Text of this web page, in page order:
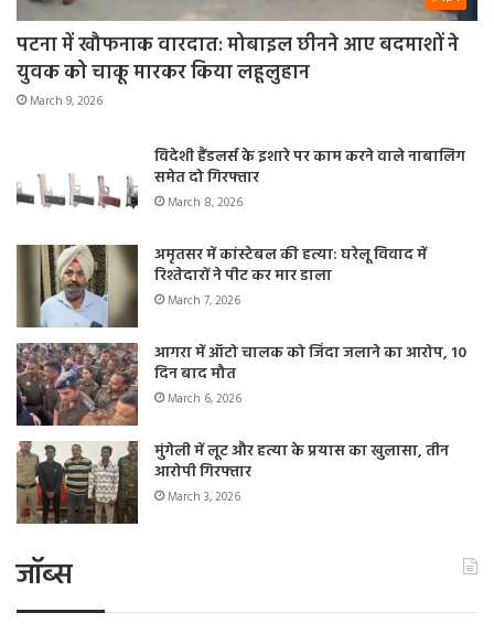
पटना में खौफनाक वारदात: मोबाइल छीनने आए बदमाशों ने
युवक को चाकू मारकर किया लहूलुहान
March 9, 2026
विदेशी हैंडलर्स के इशारे पर काम करने वाले नाबालिग
समेत दो गिरफ्तार
March 8, 2026
अमृतसर में कांस्टेबल की हत्या: घरेलू विवाद में
रिश्तेदारों ने पीट कर मार डाला
March 7, 2026
आगरा में ऑटो चालक को जिंदा जलाने का आरोप, 10
दिन बाद मौत
March 6, 2026
मुंगेली में लूट और हत्या के प्रयास का खुलासा, तीन
आरोपी गिरफ्तार
March 3, 2026
जॉब्स